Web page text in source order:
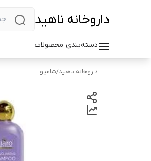
داروخانه ناهید
دسته‌بندی محصولات
داروخانه ناهید/شامپو